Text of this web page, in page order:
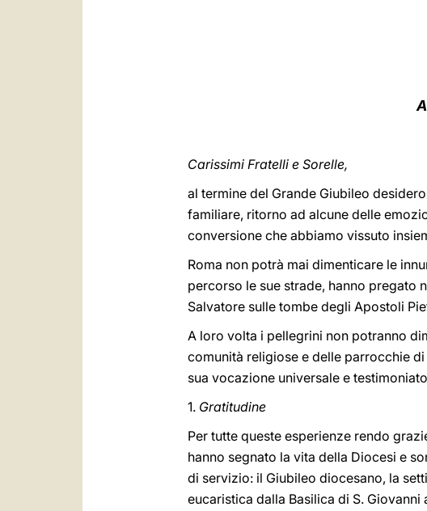
Carissimi Fratelli e Sorelle,
al termine del Grande Giubileo
familiare, ritorno ad alcune delle
conversione che abbiamo vissuto
Roma non potrà mai dimenticare le
percorso le sue strade, hanno pregato
Salvatore sulle tombe degli Apostoli
A loro volta i pellegrini non potranno
comunità religiose e delle parrocchie
sua vocazione universale e
1. Gratitudine
Per tutte queste esperienze rendo
hanno segnato la vita della Diocesi e
di servizio: il Giubileo diocesano, la
eucaristica dalla Basilica di S.